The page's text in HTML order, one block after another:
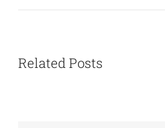
Related Posts